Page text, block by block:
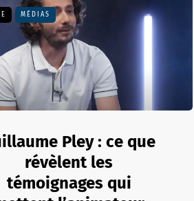
MÉDIAS
Pley : ce que
révèlent les
témoignages qui